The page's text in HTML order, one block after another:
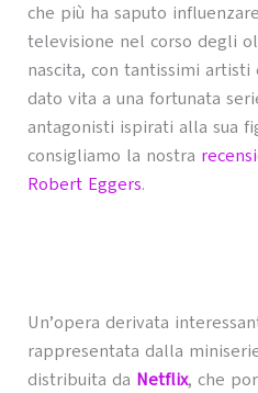
che più ha saputo
televisione nel corso degli
nascita, con tantissimi
dato vita a una fortunata
antagonisti ispirati alla sua
consigliamo la nostra
Robert Eggers.
Un’opera derivata
rappresentata dalla
distribuita da Netflix, che